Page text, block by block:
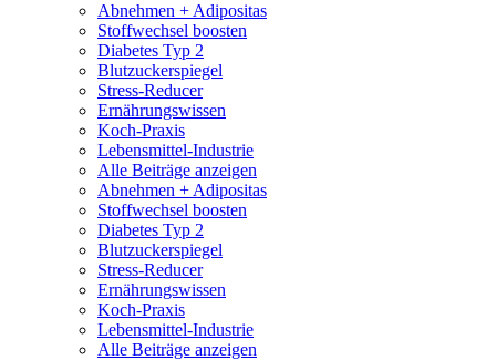
Abnehmen + Adipositas
Stoffwechsel boosten
Diabetes Typ 2
Blutzuckerspiegel
Stress-Reducer
Ernährungswissen
Koch-Praxis
Lebensmittel-Industrie
Alle Beiträge anzeigen
Abnehmen + Adipositas
Stoffwechsel boosten
Diabetes Typ 2
Blutzuckerspiegel
Stress-Reducer
Ernährungswissen
Koch-Praxis
Lebensmittel-Industrie
Alle Beiträge anzeigen